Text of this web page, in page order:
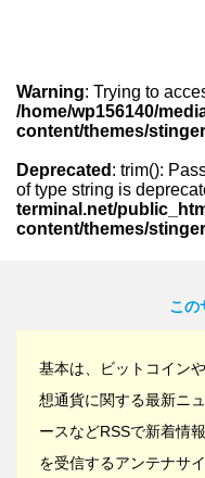
Warning: Trying to
/home/wp156140/
content/themes/
Deprecated : trim():
of type string is
terminal.net/
content/themes/
この
基本は、ビットコイン
想通貨に関する最新ニ
ースなどRSSで新着情
を受信するアンテナサイ